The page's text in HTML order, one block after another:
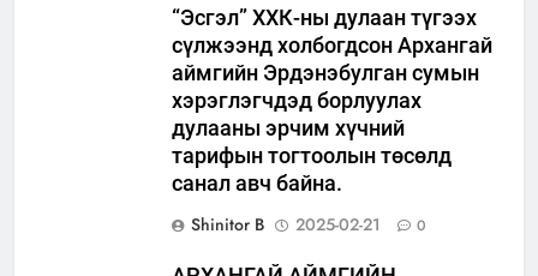
“Эсгэл” ХХК-ны дулаан түгээх
сүлжээнд холбогдсон Архангай
аймгийн Эрдэнэбулган сумын
хэрэглэгчдэд борлуулах
дулааны эрчим хүчний
тарифын тогтоолын төсөлд
санал авч байна.
Shinitor B
2025-02-21 0